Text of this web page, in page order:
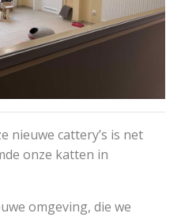
nieuwe cattery’s is net
onze katten in
omgeving, die we